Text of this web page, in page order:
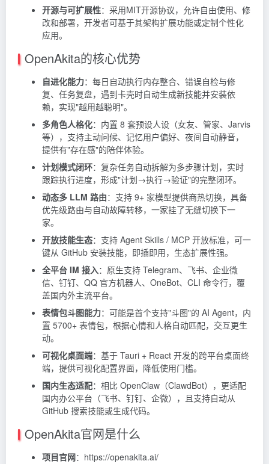
开源与可扩展性：采用MIT开源协议，允许自由使用、修
改和部署，开发者可基于其架构扩展功能或定制个性化
应用。
OpenAkita的核心优势
自进化能力：每日自动执行内存整合、错误自检与修
复、任务复盘，遇到卡壳时自动生成新技能并安装依
赖，实现"越用越聪明"。
多角色人格化：内置 8 套预设人设（女友、管家、Jarvis
等），支持主动问候、记忆用户偏好、夜间自动静音，
提供有"存在感"的陪伴体验。
计划模式闭环：复杂任务自动拆解为多步骤计划，实时
跟踪执行进度，形成"计划→执行→验证"的完整闭环。
动态多 LLM 路由：支持 9+ 家模型提供商热切换，具备
优先级路由与自动故障转移，一家挂了无缝切换下一
家。
开放技能生态：支持 Agent Skills / MCP 开放标准，可一
键从 GitHub 安装技能，即插即用，生态扩展性强。
全平台 IM 接入：原生支持 Telegram、飞书、企业微
信、钉钉、QQ 官方机器人、OneBot、CLI 命令行，覆
盖国内外主流平台。
表情包斗图能力：可能是首个支持"斗图"的 AI Agent，内
置 5700+ 表情包，根据心情和人格自动匹配，交互更生
动。
可视化桌面端：基于 Tauri + React 开发的跨平台桌面终
端，提供可视化配置界面，降低使用门槛。
国内生态适配：相比 OpenClaw（ClawdBot），更适配
国内办公平台（飞书、钉钉、企微），且支持自动从
GitHub 搜索技能或生成代码。
OpenAkita官网是什么
项目官网：https://openakita.ai/